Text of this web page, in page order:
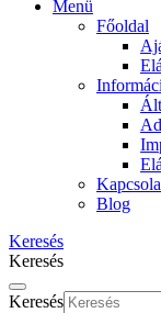
Menü
Főoldal
Blog
Keresés
Keresés
Keresés